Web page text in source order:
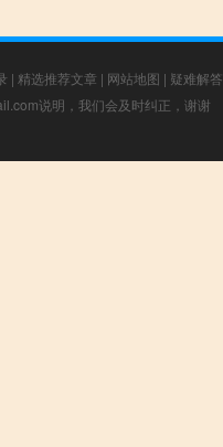
| 精选推荐文章 | 网站地图 | 疑难解答
说明，我们会及时纠正，谢谢